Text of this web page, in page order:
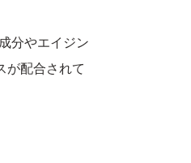
分やエイジン
が配合されて